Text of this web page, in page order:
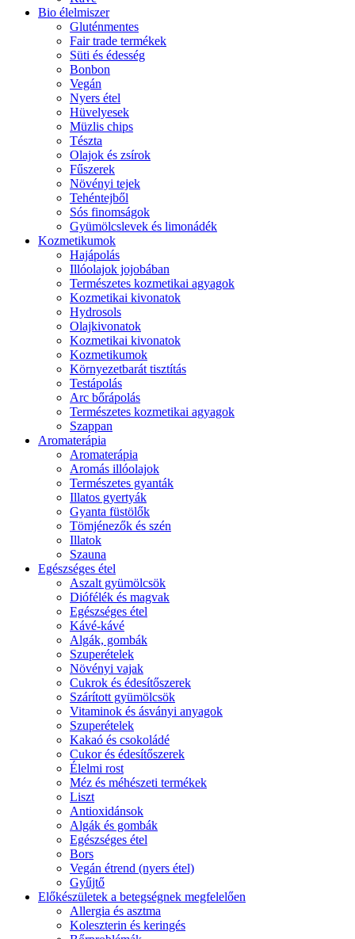
Bio élelmiszer
Gluténmentes
Fair trade termékek
Süti és édesség
Bonbon
Vegán
Nyers étel
Hüvelyesek
Müzlis chips
Tészta
Olajok és zsírok
Fűszerek
Növényi tejek
Tehéntejből
Sós finomságok
Gyümölcslevek és limonádék
Kozmetikumok
Hajápolás
Illóolajok jojobában
Természetes kozmetikai agyagok
Kozmetikai kivonatok
Hydrosols
Olajkivonatok
Kozmetikai kivonatok
Kozmetikumok
Környezetbarát tisztítás
Testápolás
Arc bőrápolás
Természetes kozmetikai agyagok
Szappan
Aromaterápia
Aromaterápia
Aromás illóolajok
Természetes gyanták
Illatos gyertyák
Gyanta füstölők
Tömjénezők és szén
Illatok
Szauna
Egészséges étel
Aszalt gyümölcsök
Diófélék és magvak
Egészséges étel
Kávé-kávé
Algák, gombák
Szuperételek
Növényi vajak
Cukrok és édesítőszerek
Szárított gyümölcsök
Vitaminok és ásványi anyagok
Szuperételek
Kakaó és csokoládé
Cukor és édesítőszerek
Élelmi rost
Méz és méhészeti termékek
Liszt
Antioxidánsok
Algák és gombák
Egészséges étel
Bors
Vegán étrend (nyers étel)
Gyűjtő
Előkészületek a betegségnek megfelelően
Allergia és asztma
Koleszterin és keringés